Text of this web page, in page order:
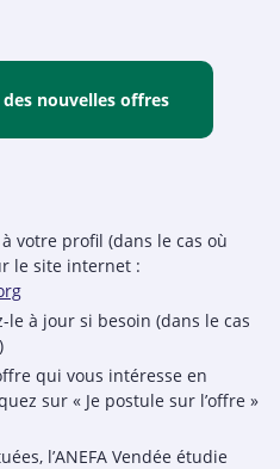
nouvelles offres
votre profil (dans le cas où
le site internet :
le à jour si besoin (dans le cas
qui vous intéresse en
sur « Je postule sur l’offre »
l’ANEFA Vendée étudie